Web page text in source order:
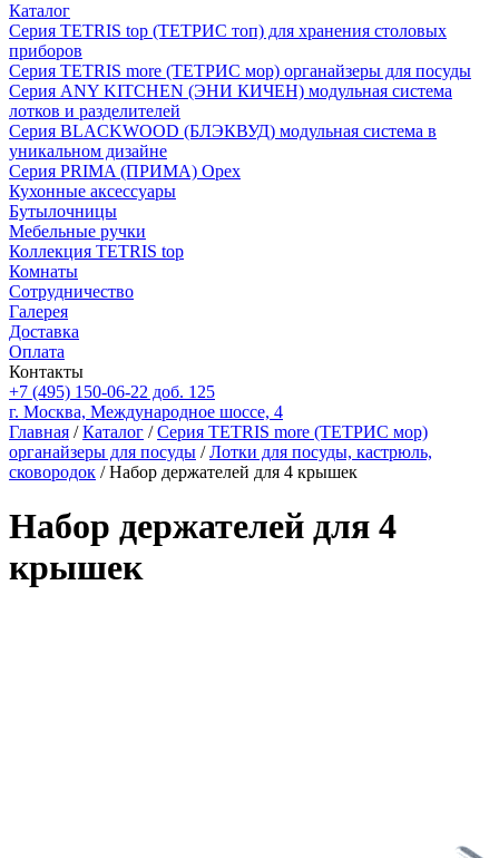
Каталог
Серия TETRIS top (ТЕТРИС топ) для хранения столовых
приборов
Серия TETRIS more (ТЕТРИС мор) органайзеры для посуды
Серия ANY KITCHEN (ЭНИ КИЧЕН) модульная система
лотков и разделителей
Серия BLACKWOOD (БЛЭКВУД) модульная система в
уникальном дизайне
Серия PRIMA (ПРИМА) Орех
Кухонные аксессуары
Бутылочницы
Мебельные ручки
Коллекция TETRIS top
Комнаты
Сотрудничество
Галерея
Доставка
Оплата
Контакты
+7 (495) 150-06-22 доб. 125
г. Москва, Международное шоссе, 4
Главная /Каталог /Серия TETRIS more (ТЕТРИС мор)
органайзеры для посуды /Лотки для посуды, кастрюль,
сковородок / Набор держателей для 4 крышек
Набор держателей для 4
крышек